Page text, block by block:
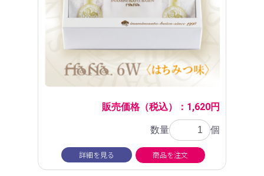
販売価格（税込）：1,620円
数量 個
詳細を見る 商品を注文